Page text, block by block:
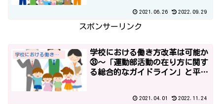
2021.06.26 2022.09.29
スポンサーリンク
学校における働き方改革
学校における働き方改革は可能か
㉝～「運動部活動の在り方に関す
る総合的なガイドライン」と平成
2021.04.01 2022.11.24